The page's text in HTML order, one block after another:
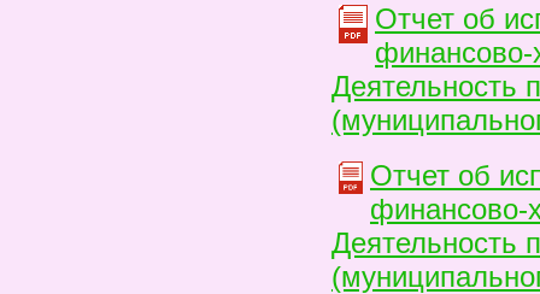
Отчет об
финансово-
Деятельность
Отчет об
финансово-
Деятельность